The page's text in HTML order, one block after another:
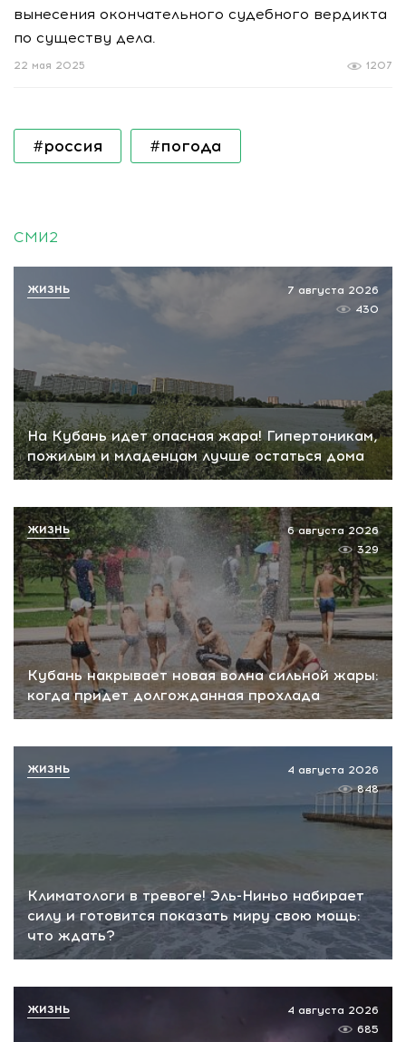
вынесения окончательного судебного вердикта
по существу дела.
1207
22 мая 2025
#россия #погода
СМИ2
На Кубань идет опасная жара! Гипертоникам,
пожилым и младенцам лучше остаться дома
7 августа 2026
430
ЖИЗНЬ
Кубань накрывает новая волна сильной жары:
когда придет долгожданная прохлада
6 августа 2026
329
ЖИЗНЬ
Климатологи в тревоге! Эль-Ниньо набирает
силу и готовится показать миру свою мощь:
что ждать?
4 августа 2026
848
ЖИЗНЬ
4 августа 2026
685
ЖИЗНЬ